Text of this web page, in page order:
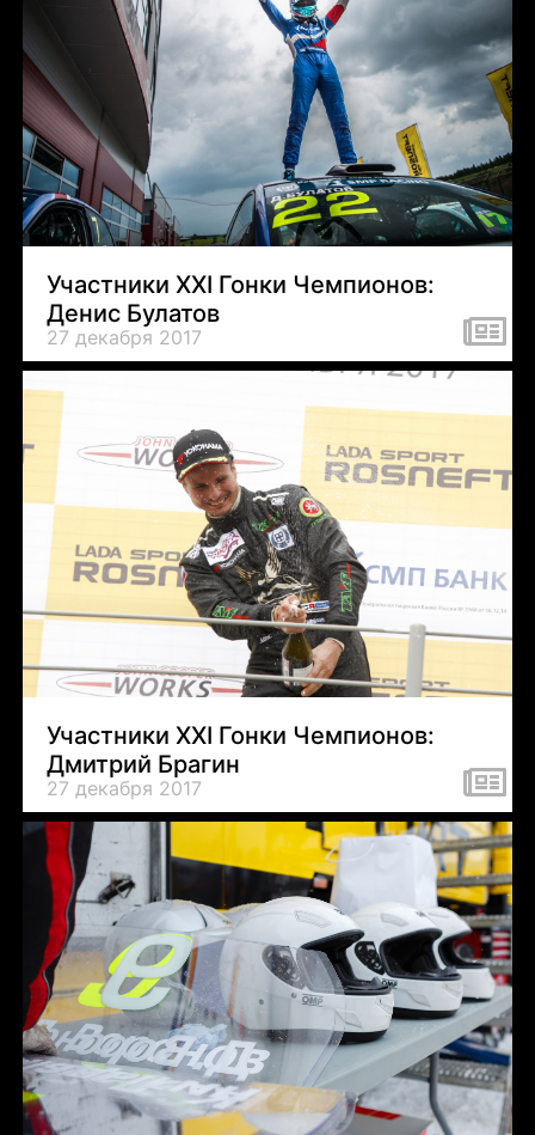
Участники XXI Гонки Чемпионов:
Денис Булатов
27 декабря 2017
Участники XXI Гонки Чемпионов:
Дмитрий Брагин
27 декабря 2017